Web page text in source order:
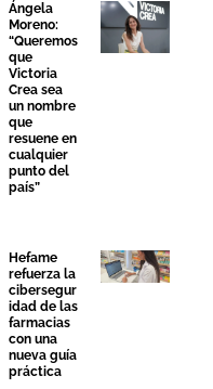
Ángela
Moreno:
“Queremos
que
Victoria
Crea sea
un nombre
que
resuene en
cualquier
punto del
país”
Hefame
refuerza la
cibersegur
idad de las
farmacias
con una
nueva guía
práctica